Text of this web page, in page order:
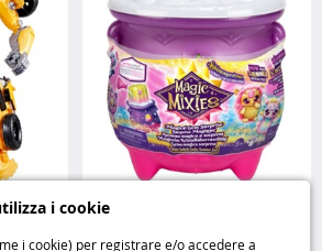
i cookie
i cookie) per registrare e/o accedere a
Rise of
ritorna
Magic Mixies Calderone del Sole
MOOSE